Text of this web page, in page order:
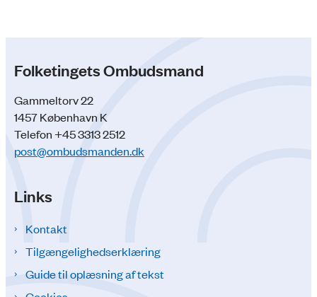
Folketingets Ombudsmand
Gammeltorv 22
1457 København K
Telefon +45 3313 2512
post@ombudsmanden.dk
Links
Kontakt
Tilgængelighedserklæring
Guide til oplæsning af tekst